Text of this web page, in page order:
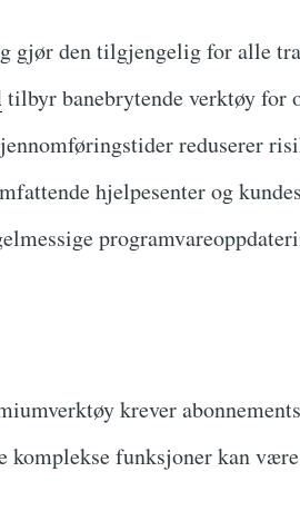
gjør den tilgjengelig for alle
tilbyr banebrytende verktøy for
reduserer
hjelpesenter og
krever
komplekse funksjoner kan